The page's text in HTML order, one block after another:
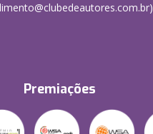
Premiações